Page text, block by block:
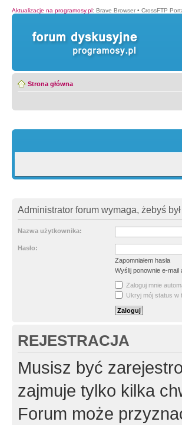
Aktualizacje na programosy.pl: Brave Browser • CrossFTP
Strona główna
Administrator forum wymaga, żebyś
Nazwa użytkownika:
Hasło:
Zapomniałem hasła
Wyślij ponownie e-mail
Zaloguj mnie
Ukryj mój status w
REJESTRACJA
Musisz być
zajmuje tylko kilka
Forum może